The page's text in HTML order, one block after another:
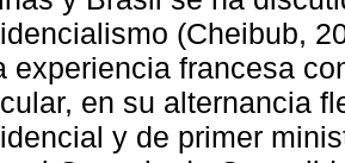
(Cheibub,
experiencia francesa
en su alternancia
y de primer